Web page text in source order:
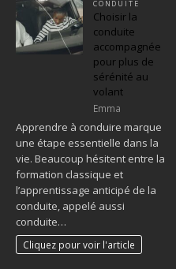
CONDUITE
Choisir la
conduite
accompagnée
pour plus de
sérénité au
volant
Emma
Apprendre à conduire marque
une étape essentielle dans la
vie. Beaucoup hésitent entre la
formation classique et
l’apprentissage anticipé de la
conduite, appelé aussi
conduite…
Cliquez pour voir l'article